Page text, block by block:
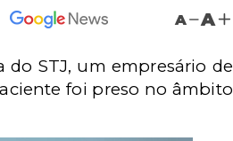
A A
STJ, um empresário de
foi preso no âmbito